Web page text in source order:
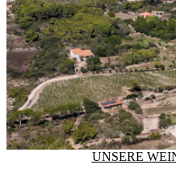
UNSERE